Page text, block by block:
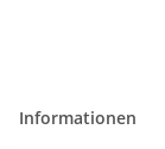
Informationen